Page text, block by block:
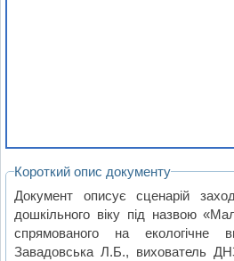
Короткий опис документу
Документ описує сценарій
дошкільного віку під назвою
спрямованого на екологічне
Завадовська Л.Б., вихователь